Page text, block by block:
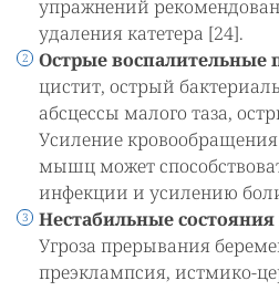
упражнений
удаления катетера [24].
Острые воспалительные
цистит, острый
абсцессы малого таза,
Усиление
мышц может
инфекции и усилению
Нестабильные
Угроза прерывания
преэклампсия, истмико-